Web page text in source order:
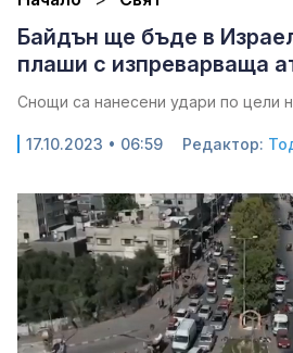
Байдън ще бъде в
плаши с изпреварваща
Снощи са нанесени удари по цели
17.10.2023 • 06:59 Редактор: